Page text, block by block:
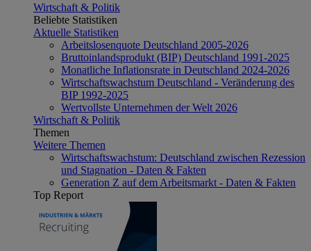
Wirtschaft & Politik
Beliebte Statistiken
Aktuelle Statistiken
Arbeitslosenquote Deutschland 2005-2026
Bruttoinlandsprodukt (BIP) Deutschland 1991-2025
Monatliche Inflationsrate in Deutschland 2024-2026
Wirtschaftswachstum Deutschland - Veränderung des
BIP 1992-2025
Wertvollste Unternehmen der Welt 2026
Wirtschaft & Politik
Themen
Weitere Themen
Wirtschaftswachstum: Deutschland zwischen Rezession
und Stagnation - Daten & Fakten
Generation Z auf dem Arbeitsmarkt - Daten & Fakten
Top Report